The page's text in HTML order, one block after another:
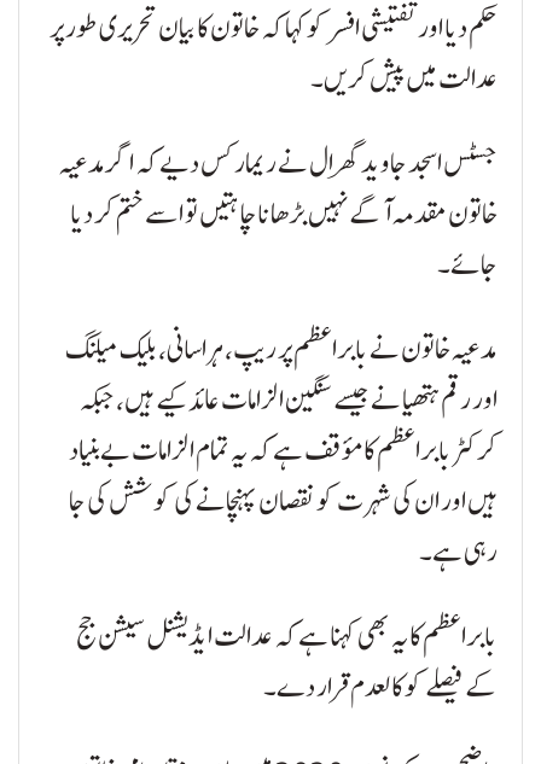
حکم دیا اور تفتیشی افسر کو کہا کہ خاتون کا بیان تحریری طور پر
عدالت میں پیش کریں۔
جسٹس اسجد جاوید گھرال نے ریمارکس دیے کہ اگر مدعیہ
خاتون مقدمہ آگے نہیں بڑھانا چاہتیں تو اسے ختم کر دیا
جائے۔
مدعیہ خاتون نے بابراعظم پر ریپ، ہراسانی، بلیک میلنگ
اور رقم ہتھیانے جیسے سنگین الزامات عائد کیے ہیں، جبکہ
کرکٹر بابراعظم کا مؤقف ہے کہ یہ تمام الزامات بےبنیاد
ہیں اور ان کی شہرت کو نقصان پہنچانے کی کوشش کی جا
رہی ہے۔
بابراعظم کا یہ بھی کہنا ہے کہ عدالت ایڈیشنل سیشن جج
کے فیصلے کو کالعدم قرار دے۔